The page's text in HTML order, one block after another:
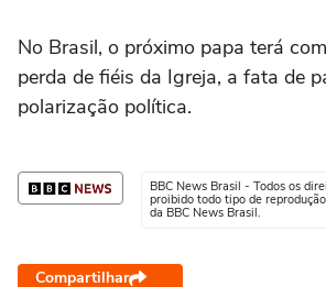
No Brasil, o próximo papa terá
perda de fiéis da Igreja, a fata de
polarização política.
BBC News Brasil - Todos os
proibido todo tipo de
da BBC News Brasil.
Compartilhar